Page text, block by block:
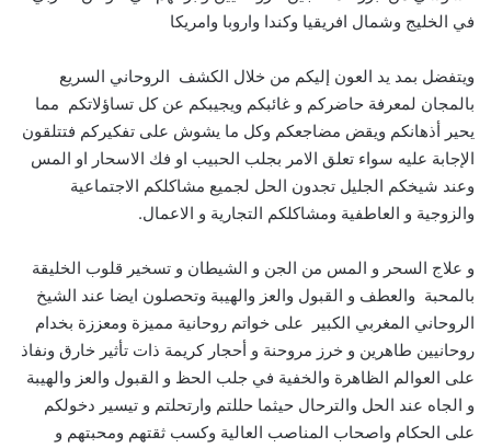
في الخليج وشمال افريقيا وكندا واروبا وامريكا
ويتفضل بمد يد العون إليكم من خلال الكشف الروحاني السريع
بالمجان لمعرفة حاضركم و غائبكم ويجيبكم عن كل تساؤلاتكم مما
يحير أذهانكم ويقض مضاجعكم وكل ما يشوش على تفكيركم فتتلقون
الإجابة عليه سواء تعلق الامر بجلب الحبيب او فك الاسحار او المس
وعند شيخكم الجليل تجدون الحل لجميع مشاكلكم الاجتماعية
والزوجية و العاطفية ومشاكلكم التجارية و الاعمال.
و علاج السحر و المس من الجن و الشيطان و تسخير قلوب الخليقة
بالمحبة والعطف و القبول والعز والهيبة وتحصلون ايضا عند الشيخ
الروحاني المغربي الكبير على خواتم روحانية مميزة ومعززة بخدام
روحانيين طاهرين و خرز مروحنة و أحجار كريمة ذات تأثير خارق ونفاذ
على العوالم الظاهرة والخفية في جلب الحظ و القبول والعز والهيبة
و الجاه عند الحل والترحال حيثما حللتم وارتحلتم و تيسير دخولكم
على الحكام واصحاب المناصب العالية وكسب ثقتهم ومحبتهم و